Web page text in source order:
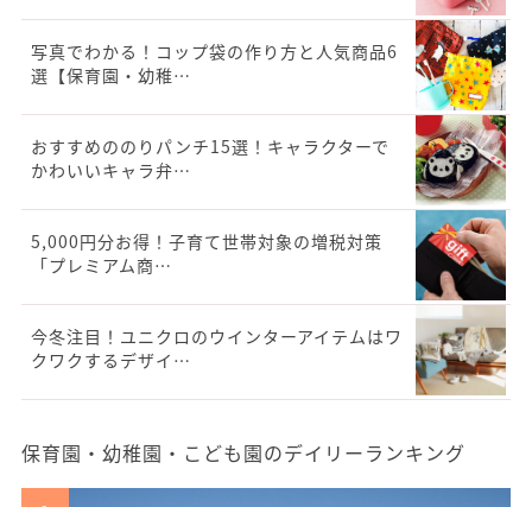
写真でわかる！コップ袋の作り方と人気商品6
選【保育園・幼稚…
おすすめののりパンチ15選！キャラクターで
かわいいキャラ弁…
5,000円分お得！子育て世帯対象の増税対策
「プレミアム商…
今冬注目！ユニクロのウインターアイテムはワ
クワクするデザイ…
保育園・幼稚園・こども園のデイリーランキング